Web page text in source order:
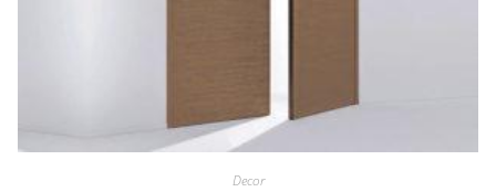
Decor